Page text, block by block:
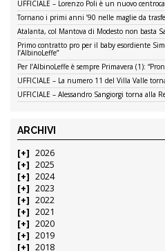
UFFICIALE – Lorenzo Poli è un nuovo
Tornano i primi anni ’90 nelle maglie da
Atalanta, col Mantova di Modesto non basta
Primo contratto pro per il baby esordiente
l’AlbinoLeffe”
Per l’AlbinoLeffe è sempre Primavera (1):
UFFICIALE – La numero 11 del Villa Valle
UFFICIALE – Alessandro Sangiorgi torna alla
ARCHIVI
2026
2025
2024
2023
2022
2021
2020
2019
2018